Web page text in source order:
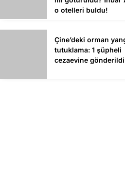
cezaevine gönderildi